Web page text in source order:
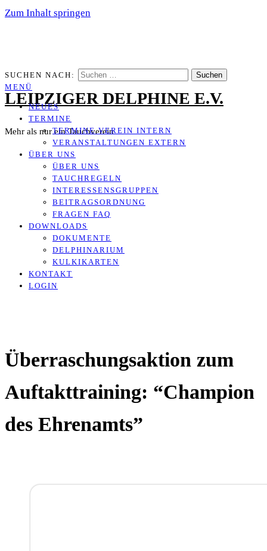
Zum Inhalt springen
LEIPZIGER DELPHINE E.V.
Mehr als nur ein Tauchverein
SUCHEN NACH:
MENÜ
NEUES
TERMINE
TERMINE VEREIN INTERN
VERANSTALTUNGEN EXTERN
ÜBER UNS
ÜBER UNS
TAUCHREGELN
INTERESSENSGRUPPEN
BEITRAGSORDNUNG
FRAGEN FAQ
DOWNLOADS
DOKUMENTE
DELPHINARIUM
KULKIKARTEN
KONTAKT
LOGIN
Überraschungsaktion zum
Auftakttraining: “Champion
des Ehrenamts”